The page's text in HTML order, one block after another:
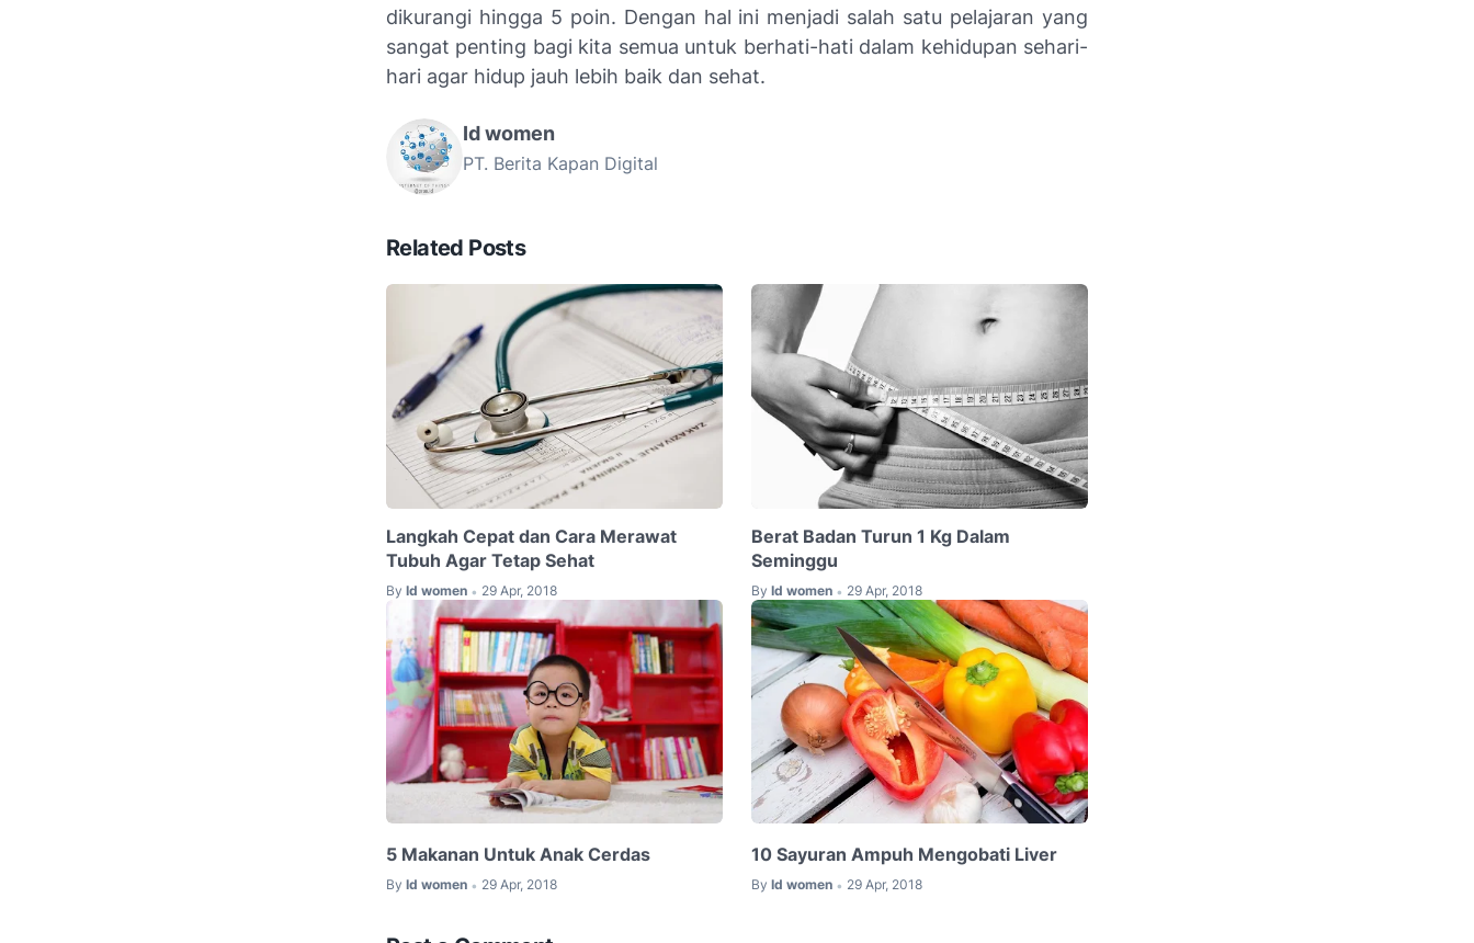
dikurangi hingga 5 poin. Dengan hal ini menjadi salah satu pelajaran yang
sangat penting bagi kita semua untuk berhati-hati dalam kehidupan sehari-
hari agar hidup jauh lebih baik dan sehat.
Id women
PT. Berita Kapan Digital
Related Posts
Langkah Cepat dan Cara Merawat
Tubuh Agar Tetap Sehat
By Id women • 29 Apr, 2018
Berat Badan Turun 1 Kg Dalam
Seminggu
By Id women • 29 Apr, 2018
5 Makanan Untuk Anak Cerdas
By Id women • 29 Apr, 2018
10 Sayuran Ampuh Mengobati Liver
By Id women • 29 Apr, 2018